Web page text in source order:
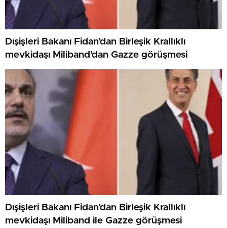
Dışişleri Bakanı Fidan’dan Birleşik Krallıklı
mevkidaşı Miliband’dan Gazze görüşmesi
Dışişleri Bakanı Fidan’dan Birleşik Krallıklı
mevkidaşı Miliband ile Gazze görüşmesi